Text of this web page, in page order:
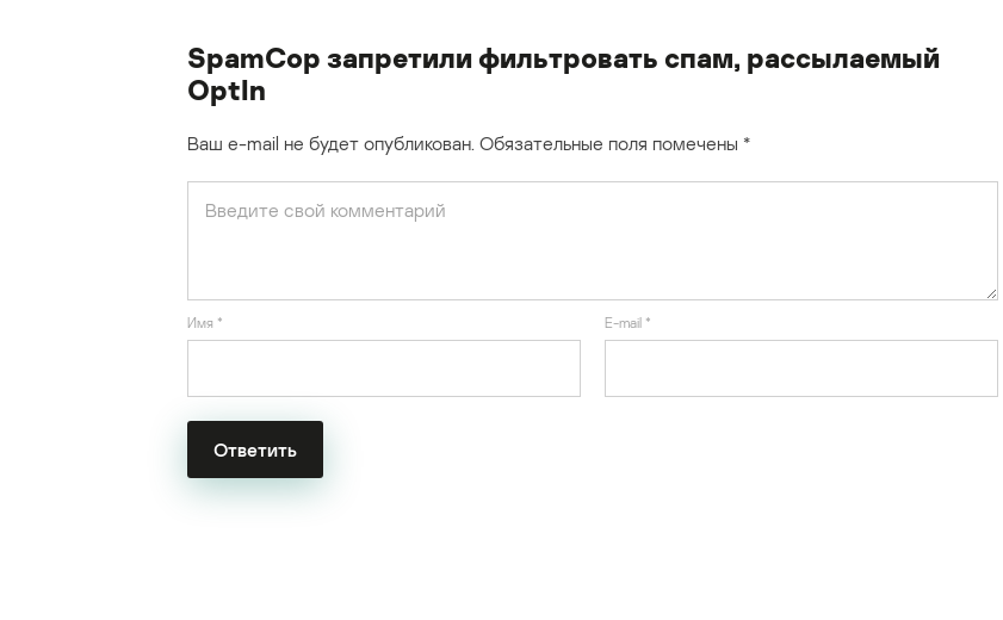
SpamCop запретили фильтровать спам, рассылаемый
OptIn
Ваш e-mail не будет опубликован. Обязательные поля помечены *
Имя * E-mail *